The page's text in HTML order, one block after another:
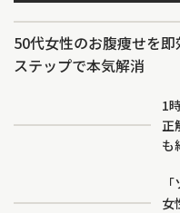
50代女性のお腹痩せを
ステップで本気解消
1
正
も
女